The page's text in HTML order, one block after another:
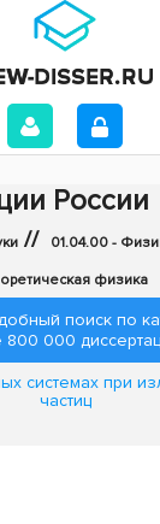
России
// 01.04.00 -
физика
поиск по
000
системах при
частиц